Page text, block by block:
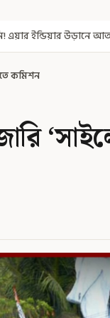
সময়ে পৌঁছায়নি
কমিশন